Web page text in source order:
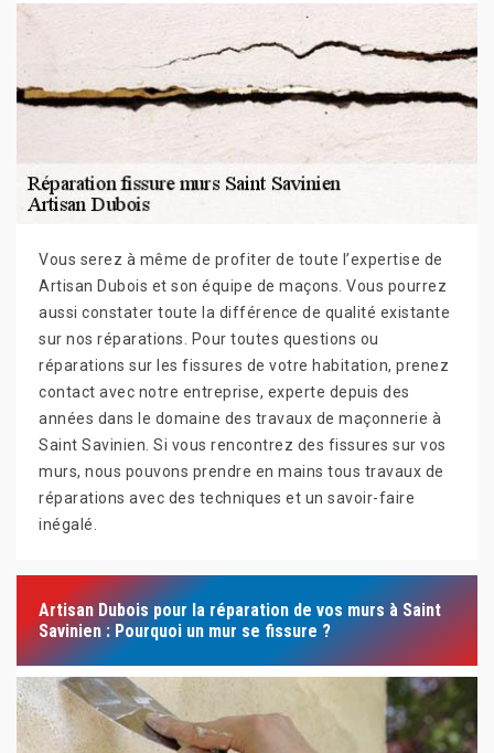
Vous serez à même de profiter de toute l’expertise de
Artisan Dubois et son équipe de maçons. Vous pourrez
aussi constater toute la différence de qualité existante
sur nos réparations. Pour toutes questions ou
réparations sur les fissures de votre habitation, prenez
contact avec notre entreprise, experte depuis des
années dans le domaine des travaux de maçonnerie à
Saint Savinien. Si vous rencontrez des fissures sur vos
murs, nous pouvons prendre en mains tous travaux de
réparations avec des techniques et un savoir-faire
inégalé.
Artisan Dubois pour la réparation de vos murs à Saint
Savinien : Pourquoi un mur se fissure ?